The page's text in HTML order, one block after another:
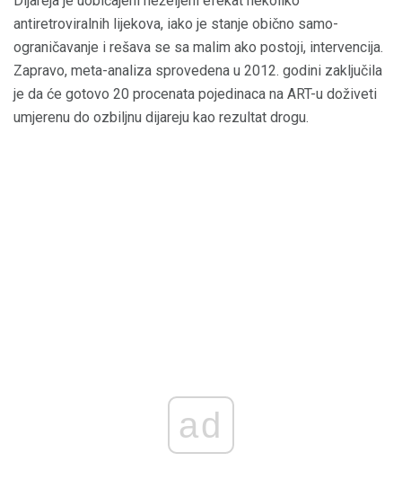
antiretroviralnih lijekova, iako je stanje obično samo-
ograničavanje i rešava se sa malim ako postoji, intervencija.
Zapravo, meta-analiza sprovedena u 2012. godini zaključila
je da će gotovo 20 procenata pojedinaca na ART-u doživeti
umjerenu do ozbiljnu dijareju kao rezultat drogu.
ad